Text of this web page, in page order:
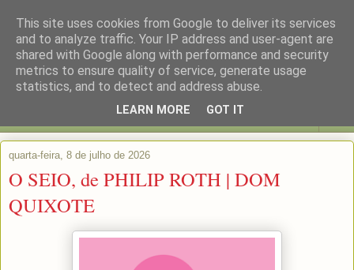
quarta-feira, 8 de julho de 2026
O SEIO, de PHILIP ROTH | DOM
QUIXOTE
This site uses cookies from Google to deliver its services
and to analyze traffic. Your IP address and user-agent are
shared with Google along with performance and security
metrics to ensure quality of service, generate usage
statistics, and to detect and address abuse.
LEARN MORE GOT IT